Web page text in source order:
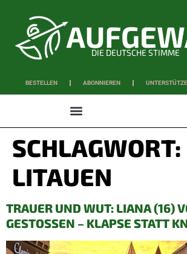
DIE DEUTSCHE STIMME
BESTELLEN ABONNIEREN
SCHLAGWORT:
LITAUEN
TRAUER UND WUT: LIANA (16)
GESTOSSEN – KLAPSE STATT